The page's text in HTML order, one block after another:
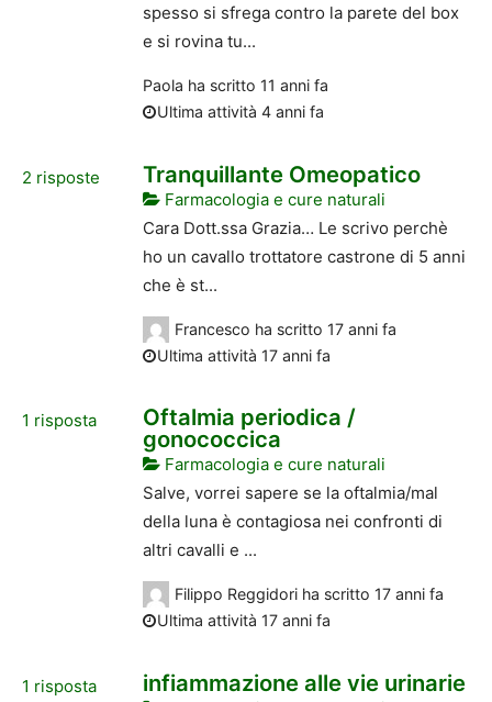
spesso si sfrega contro la parete del box
e si rovina tu...
Paola ha scritto 11 anni fa
Ultima attività 4 anni fa
2 risposte Tranquillante Omeopatico
Farmacologia e cure naturali
Cara Dott.ssa Grazia… Le scrivo perchè
ho un cavallo trottatore castrone di 5 anni
che è st...
Francesco ha scritto 17 anni fa
Ultima attività 17 anni fa
1 risposta
Oftalmia periodica /
gonococcica
Farmacologia e cure naturali
Salve, vorrei sapere se la oftalmia/mal
della luna è contagiosa nei confronti di
altri cavalli e ...
Filippo Reggidoriha scritto 17 anni fa
Ultima attività 17 anni fa
1 risposta infiammazione alle vie urinarie